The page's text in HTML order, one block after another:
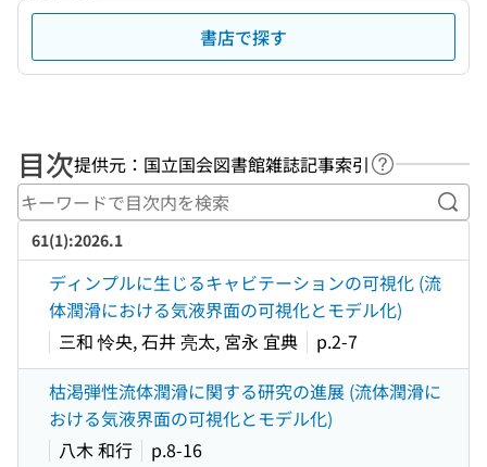
書店で探す
目次提供元：国立国会図書館雑誌記事索引 ヘルプペー
キ
61(1):2026.1
ディンプルに生じるキャビテーションの可視化 (流
体潤滑における気液界面の可視化とモデル化)
三和 怜央, 石井 亮太, 宮永 宜典
p.2-7
枯渇弾性流体潤滑に関する研究の進展 (流体潤滑に
おける気液界面の可視化とモデル化)
八木 和行
p.8-16